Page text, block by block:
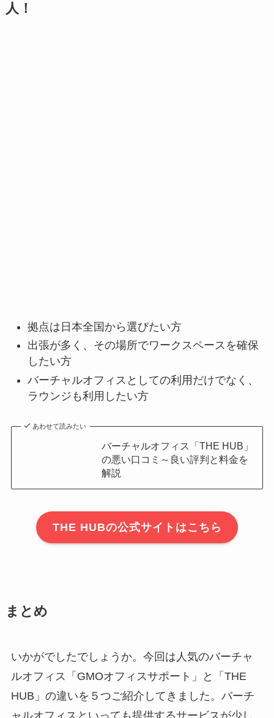
人！
拠点は日本全国から選びたい方
出張が多く、その場所でワークスペースを確保
したい方
バーチャルオフィスとしての利用だけでなく、
ラウンジも利用したい方
あわせて読みたい
バーチャルオフィス「THE HUB」
の悪い口コミ～良い評判と料金を
解説
THE HUBの公式サイトはこちら
まとめ
いかがでしたでしょうか。今回は人気のバーチャ
ルオフィス「GMOオフィスサポート」と「THE
HUB」の違いを５つご紹介してきました。バーチ